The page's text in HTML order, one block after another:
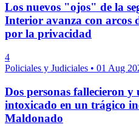
Los nuevos "ojos" de la
Interior avanza con arcos
por la privacidad
4
Policiales y Judiciales • 01 Aug
Dos personas fallecieron y
intoxicado en un trágico
Maldonado